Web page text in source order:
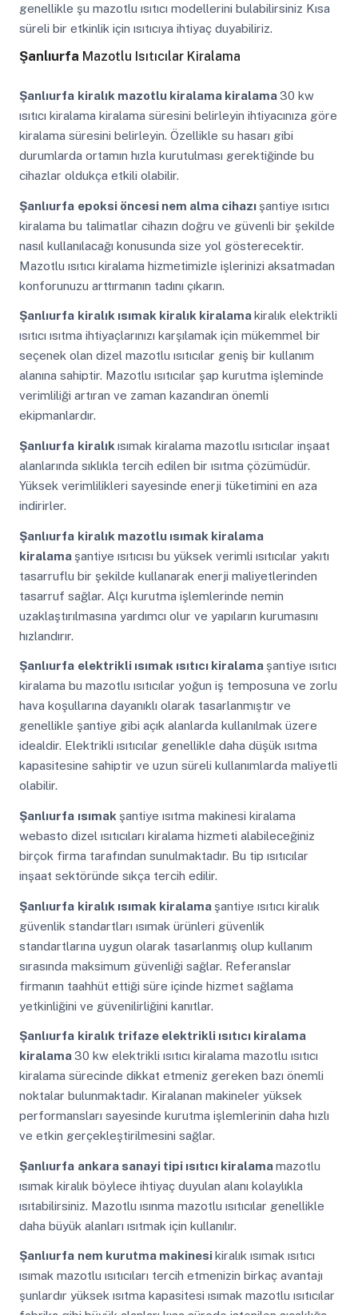
genellikle şu mazotlu ısıtıcı modellerini bulabilirsiniz Kısa
süreli bir etkinlik için ısıtıcıya ihtiyaç duyabiliriz.
Şanlıurfa Mazotlu Isıtıcılar Kiralama
Şanlıurfa kiralık mazotlu kiralama kiralama30 kw
ısıtıcı kiralama kiralama süresini belirleyin ihtiyacınıza göre
kiralama süresini belirleyin. Özellikle su hasarı gibi
durumlarda ortamın hızla kurutulması gerektiğinde bu
cihazlar oldukça etkili olabilir.
Şanlıurfa epoksi öncesi nem alma cihazı şantiye ısıtıcı
kiralama bu talimatlar cihazın doğru ve güvenli bir şekilde
nasıl kullanılacağı konusunda size yol gösterecektir.
Mazotlu ısıtıcı kiralama hizmetimizle işlerinizi aksatmadan
konforunuzu arttırmanın tadını çıkarın.
Şanlıurfa kiralık ısımak kiralık kiralamakiralık elektrikli
ısıtıcı ısıtma ihtiyaçlarınızı karşılamak için mükemmel bir
seçenek olan dizel mazotlu ısıtıcılar geniş bir kullanım
alanına sahiptir. Mazotlu ısıtıcılar şap kurutma işleminde
verimliliği artıran ve zaman kazandıran önemli
ekipmanlardır.
Şanlıurfa kiralık ısımak kiralama mazotlu ısıtıcılar inşaat
alanlarında sıklıkla tercih edilen bir ısıtma çözümüdür.
Yüksek verimlilikleri sayesinde enerji tüketimini en aza
indirirler.
Şanlıurfa kiralık mazotlu ısımak kiralama
kiralama şantiye ısıtıcısı bu yüksek verimli ısıtıcılar yakıtı
tasarruflu bir şekilde kullanarak enerji maliyetlerinden
tasarruf sağlar. Alçı kurutma işlemlerinde nemin
uzaklaştırılmasına yardımcı olur ve yapıların kurumasını
hızlandırır.
Şanlıurfa elektrikli ısımak ısıtıcı kiralama şantiye ısıtıcı
kiralama bu mazotlu ısıtıcılar yoğun iş temposuna ve zorlu
hava koşullarına dayanıklı olarak tasarlanmıştır ve
genellikle şantiye gibi açık alanlarda kullanılmak üzere
idealdir. Elektrikli ısıtıcılar genellikle daha düşük ısıtma
kapasitesine sahiptir ve uzun süreli kullanımlarda maliyetli
olabilir.
Şanlıurfa ısımak şantiye ısıtma makinesi kiralama
webasto dizel ısıtıcıları kiralama hizmeti alabileceğiniz
birçok firma tarafından sunulmaktadır. Bu tip ısıtıcılar
inşaat sektöründe sıkça tercih edilir.
Şanlıurfa kiralık ısımak kiralama şantiye ısıtıcı kiralık
güvenlik standartları ısımak ürünleri güvenlik
standartlarına uygun olarak tasarlanmış olup kullanım
sırasında maksimum güvenliği sağlar. Referanslar
firmanın taahhüt ettiği süre içinde hizmet sağlama
yetkinliğini ve güvenilirliğini kanıtlar.
Şanlıurfa kiralık trifaze elektrikli ısıtıcı kiralama
kiralama30 kw elektrikli ısıtıcı kiralama mazotlu ısıtıcı
kiralama sürecinde dikkat etmeniz gereken bazı önemli
noktalar bulunmaktadır. Kiralanan makineler yüksek
performansları sayesinde kurutma işlemlerinin daha hızlı
ve etkin gerçekleştirilmesini sağlar.
Şanlıurfa ankara sanayi tipi ısıtıcı kiralamamazotlu
ısımak kiralık böylece ihtiyaç duyulan alanı kolaylıkla
ısıtabilirsiniz. Mazotlu ısınma mazotlu ısıtıcılar genellikle
daha büyük alanları ısıtmak için kullanılır.
Şanlıurfa nem kurutma makinesikiralık ısımak ısıtıcı
ısımak mazotlu ısıtıcıları tercih etmenizin birkaç avantajı
şunlardır yüksek ısıtma kapasitesi ısımak mazotlu ısıtıcılar